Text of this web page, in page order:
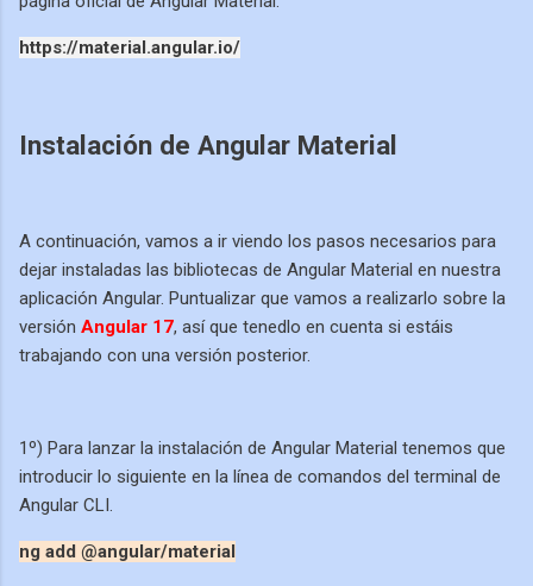
https://material.angular.io/
Instalación de Angular Material
A continuación, vamos a ir viendo los pasos necesarios para
dejar instaladas las bibliotecas de Angular Material en nuestra
aplicación Angular. Puntualizar que vamos a realizarlo sobre la
versión Angular 17, así que tenedlo en cuenta si estáis
trabajando con una versión posterior.
1º) Para lanzar la instalación de Angular Material tenemos que
introducir lo siguiente en la línea de comandos del terminal de
Angular CLI.
ng add @angular/material